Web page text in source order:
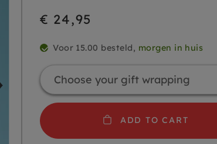
€ 24,95
Voor 15.00 besteld, morgen in huis
ADD TO CART